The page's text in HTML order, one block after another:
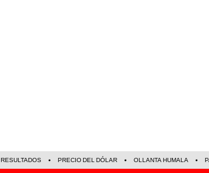
PRECIO DEL DÓLAR OLLANTA HUMALA